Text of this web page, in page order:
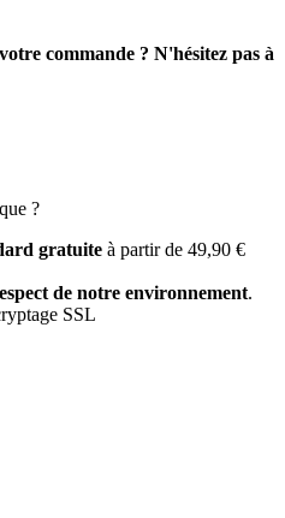
commande ? N'hésitez pas à
?
gratuite à partir de 49,90 €
de notre environnement.
SSL